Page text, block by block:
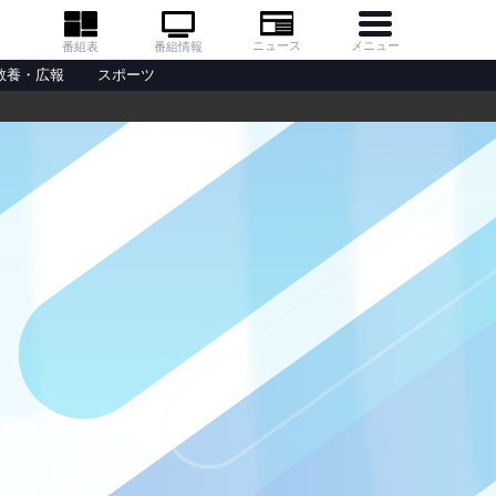
番組表 番組情報 ニュース メニュー
養・広報 スポーツ